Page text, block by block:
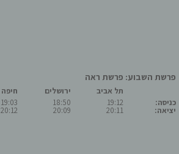
פרשת השבוע: פרשת ראה
כניסה:
יציאה:
תל אביב
19:12
20:11
ירושלים
18:50
20:09
חיפה
19:03
20:12